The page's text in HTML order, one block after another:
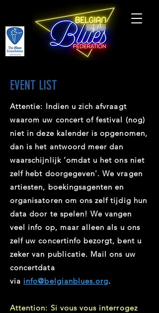
EVENT LIST
Attentie: Indien u zich afvraagt
waarom uw concert of festival (nog)
niet in deze kalender is opgenomen,
dan is het antwoord meer dan
waarschijnlijk ‘omdat u het ons niet
zelf hebt doorgegeven'. We vragen
artiesten, boekingsagenten en
organisatoren om ons zelf tijdig hun
data door te spelen! We vangen
veel info op, maar alleen als u ons
zelf uw concertinfo bezorgt, bent u
zeker van publicatie. Mail ons uw
concertdata
via info@belgianblues.org.
Attention: Si vous vous interrogez